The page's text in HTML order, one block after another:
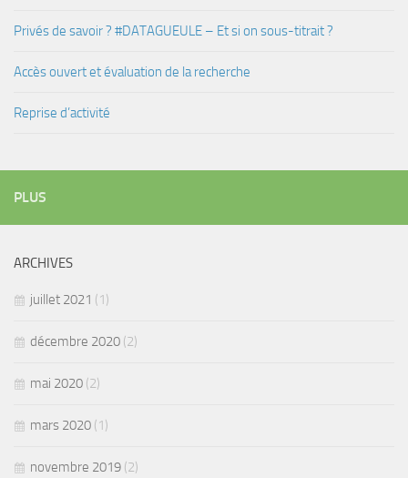
Privés de savoir ? #DATAGUEULE – Et si on sous-titrait ?
Accès ouvert et évaluation de la recherche
Reprise d’activité
PLUS
ARCHIVES
juillet 2021 (1)
décembre 2020 (2)
mai 2020 (2)
mars 2020 (1)
novembre 2019 (2)